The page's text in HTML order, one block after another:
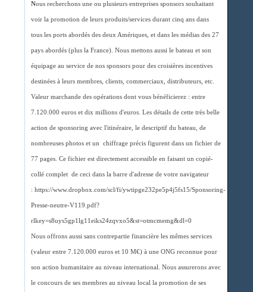
Nous recherchons une ou plusieurs entreprises sponsors souhaitant
voir la promotion de leurs produits/services durant cinq ans dans
tous les ports abordés des deux Amériques, et dans les médias des 27
pays abordés (plus la France). Nous mettons aussi le bateau et son
équipage au service de nos sponsors pour des croisières incentives
destinées à leurs membres, clients, commerciaux, distributeurs, etc.
Valeur marchande des opérations dont vous bénéficierez : entre
7.120.000 euros et dix millions d'euros. Les détails de cette très belle
action de sponsoring avec l'itinéraire, le descriptif du bateau, de
nombreuses photos et un chiffrage précis figurent dans un fichier de
77 pages. Ce fichier est directement accessible en faisant un copié-
collé complet de ceci dans la barre d'adresse de votre navigateur
: https://www.dropbox.com/scl/fi/ywtipge232pe5p4j5fs15/Sponsoring-
Presse-neutre-V119.pdf?
rlkey=s8uys5gp1lg11eiks24zqvxo5&st=otmcmemg&dl=0
Nous offrons aussi sans contrepartie financière les mêmes services
(valeur entre 7.120.000 euros et 10 M€) à une ONG reconnue pour
son action humanitaire au niveau international. Nous assurerons avec
le concours de ses membres au niveau local la promotion de ses